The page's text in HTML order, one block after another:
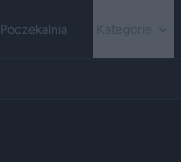
Poczekalnia